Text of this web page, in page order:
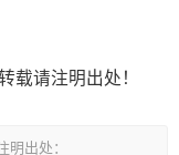
载请注明出处！
出处：